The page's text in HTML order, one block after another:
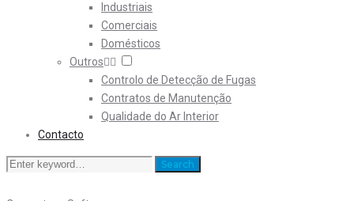
Industriais
Comerciais
Domésticos
Outros
Controlo de Detecção de Fugas
Contratos de Manutenção
Qualidade do Ar Interior
Contacto
Search
Search